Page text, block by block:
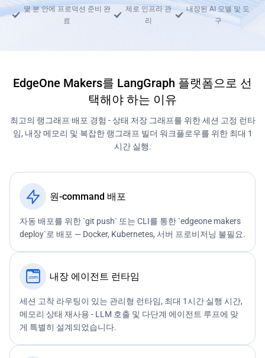
몇 분 안에 프로덕션 준비 완
료
제로 인프라 관
리
내장된 AI 모델 및 도
구
EdgeOne Makers를 LangGraph 플랫폼으로 선
택해야 하는 이유
최고의 랭그래프 배포 경험 - 상태 저장 그래프를 위한 세션 고정 런타
임, 내장 메모리 및 복잡한 랭그래프 빌더 워크플로우를 위한 최대 1
시간 실행.
원-command 배포
자동 배포를 위한 `git push` 또는 CLI를 통한 `edgeone makers
deploy`로 배포 — Docker, Kubernetes, 서버 프로비저닝 불필요.
내장 에이전트 런타임
세션 고착 라우팅이 있는 관리형 런타임, 최대 1시간 실행 시간,
메모리 상태 재사용 - LLM 호출 및 다단계 에이전트 루프에 맞
게 특별히 설계되었습니다.